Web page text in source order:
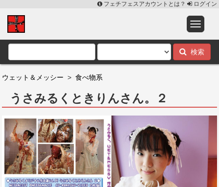
フェチフェスアカウントとは？ ログイン
検索
ウェット＆メッシー > 食べ物系
うさみるくときりんさん。２